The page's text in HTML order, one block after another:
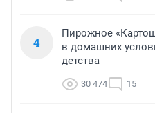
4
Пирожное
в домашних
детства
30 474 15